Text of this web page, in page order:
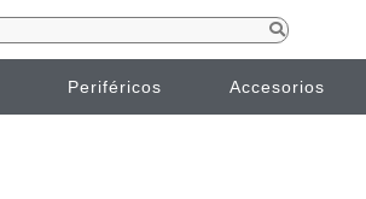
Periféricos Accesorios